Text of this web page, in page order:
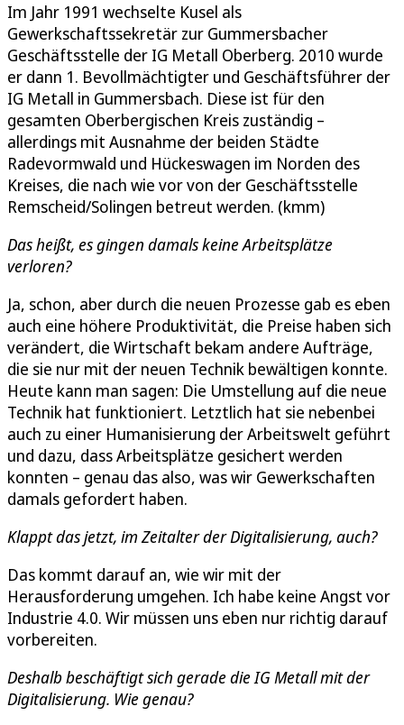
Im Jahr 1991 wechselte Kusel als
Gewerkschaftssekretär zur Gummersbacher
Geschäftsstelle der IG Metall Oberberg. 2010 wurde
er dann 1. Bevollmächtigter und Geschäftsführer der
IG Metall in Gummersbach. Diese ist für den
gesamten Oberbergischen Kreis zuständig –
allerdings mit Ausnahme der beiden Städte
Radevormwald und Hückeswagen im Norden des
Kreises, die nach wie vor von der Geschäftsstelle
Remscheid/Solingen betreut werden. (kmm)
Das heißt, es gingen damals keine Arbeitsplätze
verloren?
Ja, schon, aber durch die neuen Prozesse gab es eben
auch eine höhere Produktivität, die Preise haben sich
verändert, die Wirtschaft bekam andere Aufträge,
die sie nur mit der neuen Technik bewältigen konnte.
Heute kann man sagen: Die Umstellung auf die neue
Technik hat funktioniert. Letztlich hat sie nebenbei
auch zu einer Humanisierung der Arbeitswelt geführt
und dazu, dass Arbeitsplätze gesichert werden
konnten – genau das also, was wir Gewerkschaften
damals gefordert haben.
Klappt das jetzt, im Zeitalter der Digitalisierung, auch?
Das kommt darauf an, wie wir mit der
Herausforderung umgehen. Ich habe keine Angst vor
Industrie 4.0. Wir müssen uns eben nur richtig darauf
vorbereiten.
Deshalb beschäftigt sich gerade die IG Metall mit der
Digitalisierung. Wie genau?